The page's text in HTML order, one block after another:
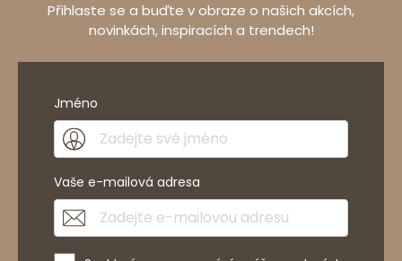
Přihlaste se a buďte v obraze o našich akcích,
novinkách, inspiracích a trendech!
Jméno
Vaše e-mailová adresa